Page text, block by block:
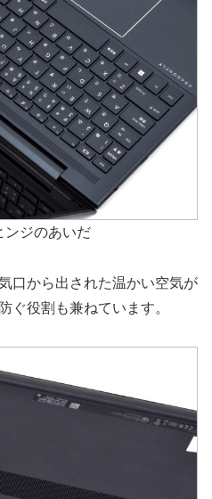
ンジのあいだ
口から出された温かい空気が
ぐ役割も兼ねています。